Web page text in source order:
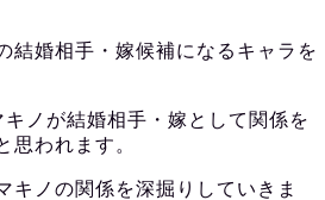
結婚相手・嫁候補になるキャラを
ノが結婚相手・嫁として関係を
思われます。
キノの関係を深掘りしていきま